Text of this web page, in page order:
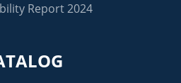
Report 2024